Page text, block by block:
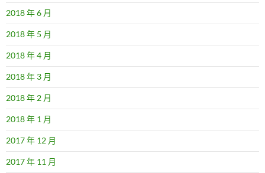
2018 年 6 月
2018 年 5 月
2018 年 4 月
2018 年 3 月
2018 年 2 月
2018 年 1 月
2017 年 12 月
2017 年 11 月